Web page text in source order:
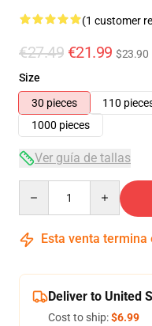
(1 customer
€27.49 €21.99 $23.90
Size
30 pieces
110
1000 pieces
Ver guía de tallas
Esta venta termina
Deliver to United
Cost to ship:$6.99